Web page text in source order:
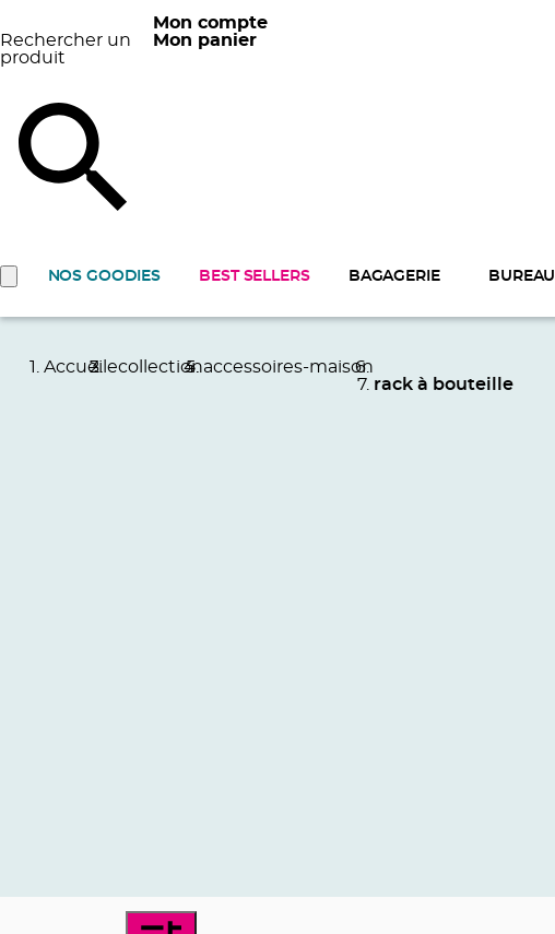
Rechercher un
produit
Mon compte
Mon panier
NOS GOODIES BEST SELLERS BAGAGERIE BUREAU
Accueil ecollectionaccessoires-maison
rack à bouteille